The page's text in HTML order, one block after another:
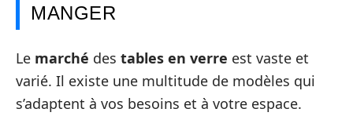
MANGER
Le marché des tables en verre est vaste et
varié. Il existe une multitude de modèles qui
s’adaptent à vos besoins et à votre espace.